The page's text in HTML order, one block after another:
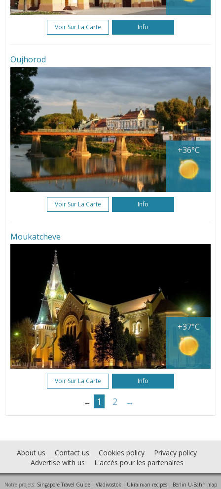
Voir Sur La Carte Info
Oujhorod
+36°C
Voir Sur La Carte Info
Moukatcheve
+37°C
Voir Sur La Carte Info
← 1 2 →
About us Contact us Cookies policy
Privacy policy
Advertise with us
L'accès pour les partenaires
Notre projets: Singapore Travel Guide| Vladivostok | Ukrainian recipes| Berlin U-Bahn map